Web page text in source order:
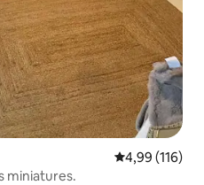
Évaluation
4,99 (116)
miniatures.